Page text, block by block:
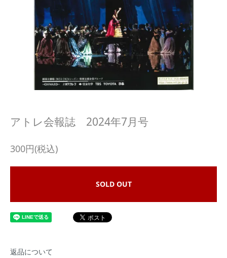
アトレ会報誌 2024年7月号
300円(税込)
SOLD OUT
返品について